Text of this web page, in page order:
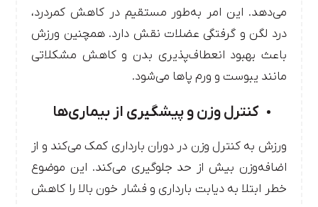
می‌دهد. این امر به‌طور مستقیم در کاهش کمردرد،
درد لگن و گرفتگی عضلات نقش دارد. همچنین ورزش
باعث بهبود انعطاف‌پذیری بدن و کاهش مشکلاتی
مانند یبوست و ورم پاها می‌شود.
کنترل وزن و پیشگیری از بیماری‌ها
ورزش به کنترل وزن در دوران بارداری کمک می‌کند و از
اضافه‌وزن بیش از حد جلوگیری می‌کند. این موضوع
خطر ابتلا به دیابت بارداری و فشار خون بالا را کاهش